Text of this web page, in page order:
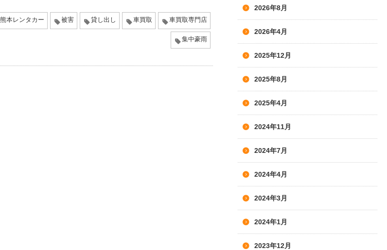
熊本レンタカー 被害 貸し出し 車買取 車買取専門店
集中豪雨
2026年8月
2026年4月
2025年12月
2025年8月
2025年4月
2024年11月
2024年7月
2024年4月
2024年3月
2024年1月
2023年12月